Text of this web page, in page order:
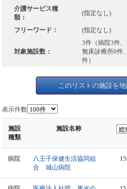
介護サービス種
類：
(指定なし)
フリーワード： (指定なし)
対象施設数：
3件（病院3件
無床診療所0件
件）
このリストの施設を
表示件数
施設
種類
施設名称
病院
八王子保健生活協同組
合 城山病院